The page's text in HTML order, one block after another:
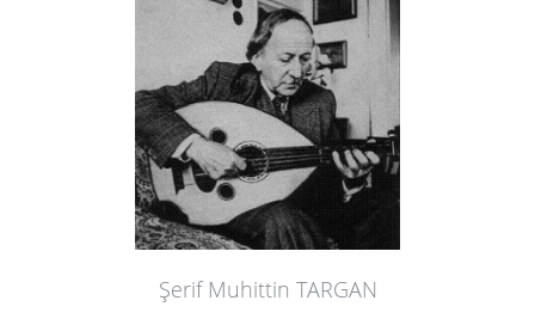
Şerif Muhittin TARGAN